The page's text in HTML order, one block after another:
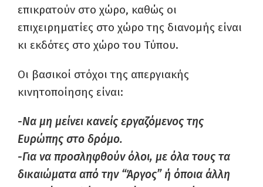
επικρατούν στο χώρο, καθώς οι
επιχειρηματίες στο χώρο της διανομής είναι
κι εκδότες στο χώρο του Τύπου.
Οι βασικοί στόχοι της απεργιακής
κινητοποίησης είναι:
-Να μη μείνει κανείς εργαζόμενος της
Ευρώπης στο δρόμο.
-Για να προσληφθούν όλοι, με όλα τους τα
δικαιώματα από την “Άργος” ή όποια άλλη